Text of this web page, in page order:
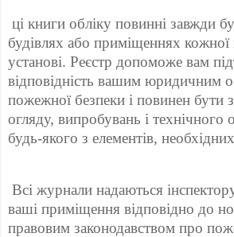
будівлях або приміщеннях кожної
установі. Реєстр допоможе вам
відповідність вашим юридичним
пожежної безпеки і повинен бути
огляду, випробувань і технічного
будь-якого з елементів,
ваші приміщення відповідно до
правовим законодавством про